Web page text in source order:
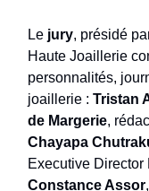
Le jury, présidé
Haute Joaillerie
personnalités,
joaillerie : Tristan
de Margerie,
Chayapa
Executive
Constance Assor